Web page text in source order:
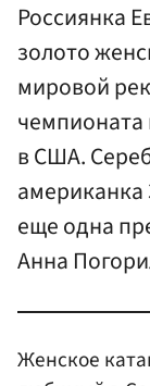
Россиянка
золото
мировой
в США.
американка
еще одна
Анна
Женское